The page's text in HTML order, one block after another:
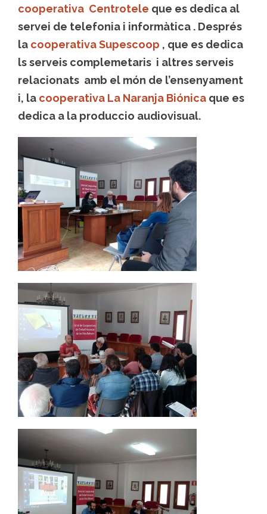
cooperativa Centrotele que es dedica al
servei de telefonia i informàtica . Després
la cooperativa Supescoop , que es dedica
ls serveis complemetaris i altres serveis
relacionats amb el món de l’ensenyament
i, la cooperativa La Naranja Biónica que es
dedica a la produccio audiovisual.